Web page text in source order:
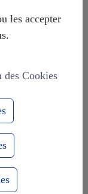
les accepter
des Cookies